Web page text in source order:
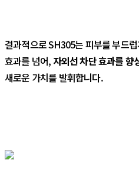
결과적으로 SH305는 피부를 부드
효과를 넘어, 자외선 차단 효과를
새로운 가치를 발휘합니다.